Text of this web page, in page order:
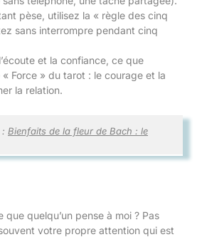
pèse, utilisez la « règle des cinq
sans interrompre pendant cinq
et la confiance, ce que
« Force » du tarot : le courage et la
la relation.
Bienfaits de la fleur de Bach : le
que quelqu’un pense à moi ? Pas
votre propre attention qui est